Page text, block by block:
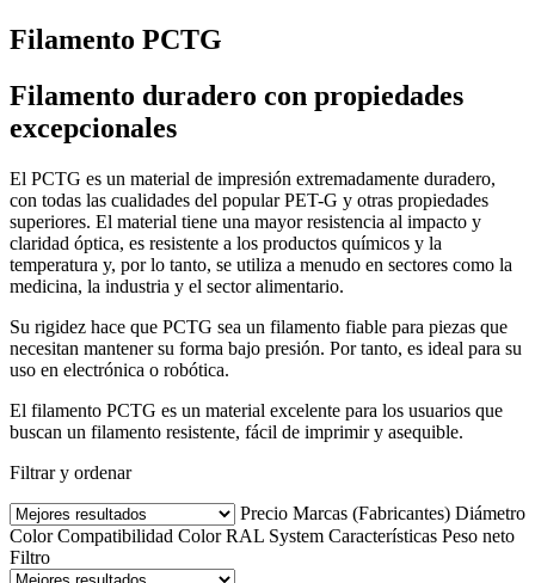
Filamento PCTG
Filamento duradero con propiedades
excepcionales
El PCTG es un material de impresión extremadamente duradero,
con todas las cualidades del popular PET-G y otras propiedades
superiores. El material tiene una mayor resistencia al impacto y
claridad óptica, es resistente a los productos químicos y la
temperatura y, por lo tanto, se utiliza a menudo en sectores como la
medicina, la industria y el sector alimentario.
Su rigidez hace que PCTG sea un filamento fiable para piezas que
necesitan mantener su forma bajo presión. Por tanto, es ideal para su
uso en electrónica o robótica.
El filamento PCTG es un material excelente para los usuarios que
buscan un filamento resistente, fácil de imprimir y asequible.
Filtrar y ordenar
Precio Marcas (Fabricantes) Diámetro
Color Compatibilidad Color RAL System Características Peso neto
Filtro